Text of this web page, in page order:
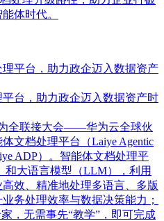
体时代。
台，助力政企迈入数据资产时
全联接大会——华为云全球伙
文档处理平台（Laiye Agentic
ADP）。智能体文档处理平
大语言模型（LLM），利用
效、精准地处理多语言、多版
务处理效率与数据决策能力；
，无需事先“教学”，即可完成